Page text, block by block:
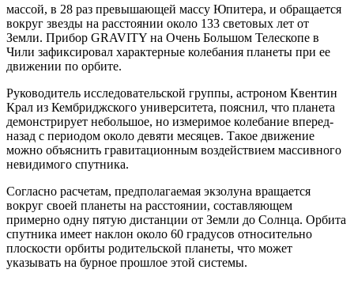
массой, в 28 раз превышающей массу Юпитера, и обращается
вокруг звезды на расстоянии около 133 световых лет от
Земли. Прибор GRAVITY на Очень Большом Телескопе в
Чили зафиксировал характерные колебания планеты при ее
движении по орбите.
Руководитель исследовательской группы, астроном Квентин
Крал из Кембриджского университета, пояснил, что планета
демонстрирует небольшое, но измеримое колебание вперед-
назад с периодом около девяти месяцев. Такое движение
можно объяснить гравитационным воздействием массивного
невидимого спутника.
Согласно расчетам, предполагаемая экзолуна вращается
вокруг своей планеты на расстоянии, составляющем
примерно одну пятую дистанции от Земли до Солнца. Орбита
спутника имеет наклон около 60 градусов относительно
плоскости орбиты родительской планеты, что может
указывать на бурное прошлое этой системы.